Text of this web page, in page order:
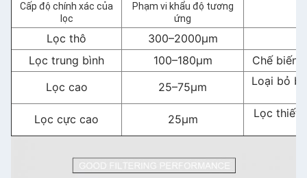
Cấp độ chính xác của
lọc
Phạm vi khẩu độ tương
ứng
Lọc thô
300–2000μm
Lọc trung bình
100–180μm
Chế biến
Lọc cao
25–75μm Loại bỏ
Lọc cực cao 25μm Lọc thiết